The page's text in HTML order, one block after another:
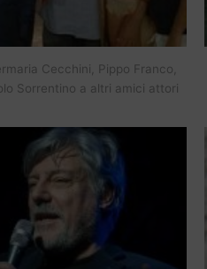
Cecchini, Pippo Franco,
Sorrentino a altri amici attori